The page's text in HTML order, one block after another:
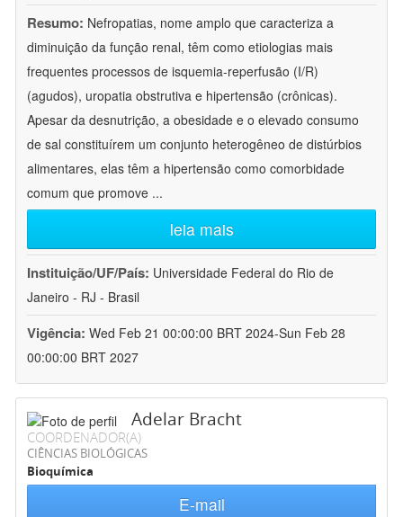
Resumo: Nefropatias, nome amplo que caracteriza a
diminuição da função renal, têm como etiologias mais
frequentes processos de isquemia-reperfusão (I/R)
(agudos), uropatia obstrutiva e hipertensão (crônicas).
Apesar da desnutrição, a obesidade e o elevado consumo
de sal constituírem um conjunto heterogêneo de distúrbios
alimentares, elas têm a hipertensão como comorbidade
comum que promove ...
leia mais
Instituição/UF/País: Universidade Federal do Rio de
Janeiro - RJ - Brasil
Vigência: Wed Feb 21 00:00:00 BRT 2024-Sun Feb 28
00:00:00 BRT 2027
Adelar Bracht
COORDENADOR(A)
CIÊNCIAS BIOLÓGICAS
Bioquímica
E-mail